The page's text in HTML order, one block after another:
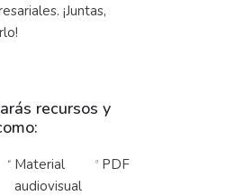
¡Juntas,
recursos y
Material
audiovisual
PDF